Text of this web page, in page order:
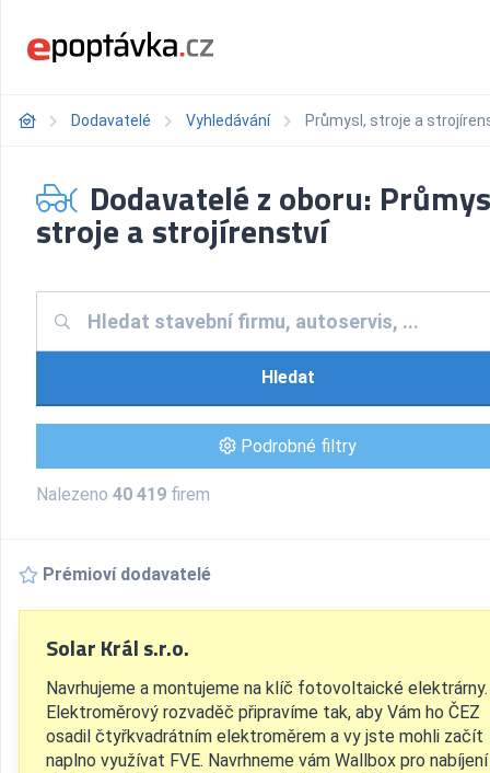
Dodavatelé Vyhledávání Průmysl, stroje a
Dodavatelé z oboru:
stroje a strojírenství
Hledat
Podrobné filtry
Nalezeno 40 419 firem
Prémioví dodavatelé
Solar Král s.r.o.
Navrhujeme a montujeme na klíč fotovoltaické elektrárny.
Elektroměrový rozvaděč připravíme tak, aby Vám ho ČEZ
osadil čtyřkvadrátním elektroměrem a vy jste mohli začít
naplno využívat FVE. Navrhneme vám Wallbox pro nabíjení